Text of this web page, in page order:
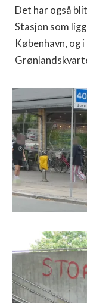
Det har også
Stasjon som
København, og